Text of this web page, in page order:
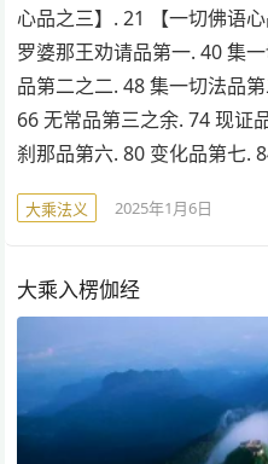
心品之三】. 21 【一切佛语
罗婆那王劝请品第一. 40 集
品第二之二. 48 集一切法品
66 无常品第三之余. 74 现证
刹那品第六. 80 变化品第七.
大乘法义 2025年1月6日
大乘入楞伽经